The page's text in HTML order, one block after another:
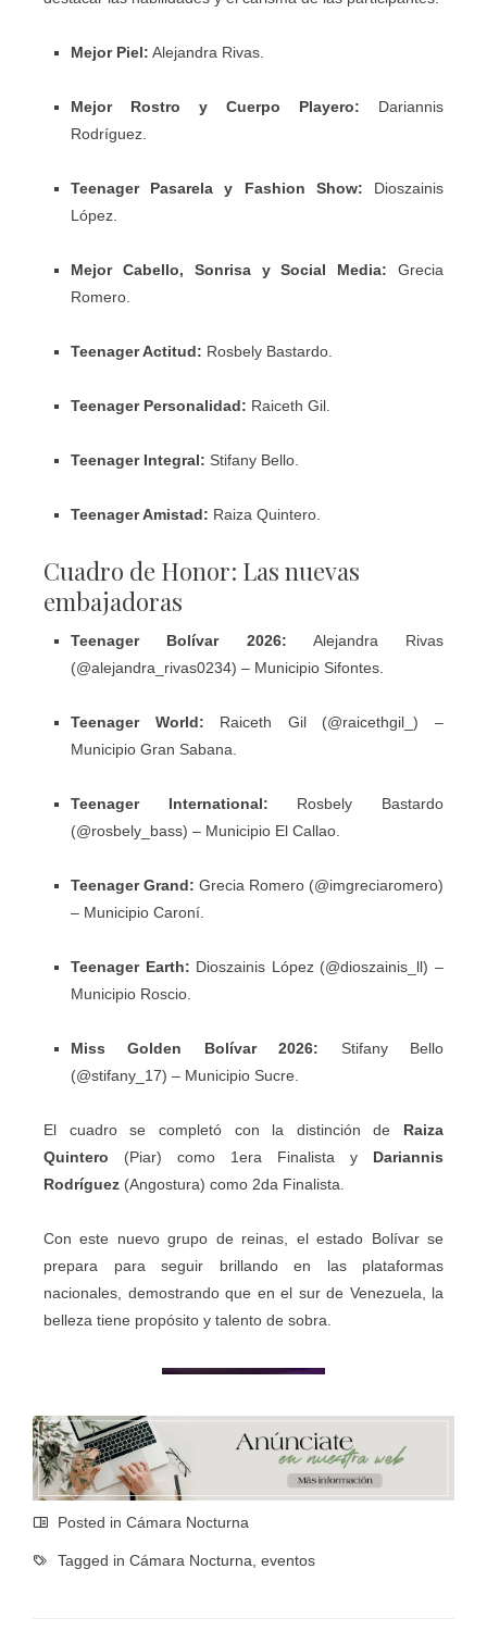
Mejor Piel: Alejandra Rivas.
Mejor Rostro y Cuerpo Playero: Dariannis
Rodríguez.
Teenager Pasarela y Fashion Show: Dioszainis
López.
Mejor Cabello, Sonrisa y Social Media: Grecia
Romero.
Teenager Actitud: Rosbely Bastardo.
Teenager Personalidad: Raiceth Gil.
Teenager Integral: Stifany Bello.
Teenager Amistad: Raiza Quintero.
Cuadro de Honor: Las nuevas
embajadoras
Teenager Bolívar 2026: Alejandra Rivas
(@alejandra_rivas0234) – Municipio Sifontes.
Teenager World: Raiceth Gil (@raicethgil_) –
Municipio Gran Sabana.
Teenager International: Rosbely Bastardo
(@rosbely_bass) – Municipio El Callao.
Teenager Grand: Grecia Romero (@imgreciaromero)
– Municipio Caroní.
Teenager Earth: Dioszainis López (@dioszainis_ll) –
Municipio Roscio.
Miss Golden Bolívar 2026: Stifany Bello
(@stifany_17) – Municipio Sucre.
El cuadro se completó con la distinción de Raiza
Quintero (Piar) como 1era Finalista y Dariannis
Rodríguez (Angostura) como 2da Finalista.
Con este nuevo grupo de reinas, el estado Bolívar se
prepara para seguir brillando en las plataformas
nacionales, demostrando que en el sur de Venezuela, la
belleza tiene propósito y talento de sobra.
Posted in Cámara Nocturna
Tagged in Cámara Nocturna eventos